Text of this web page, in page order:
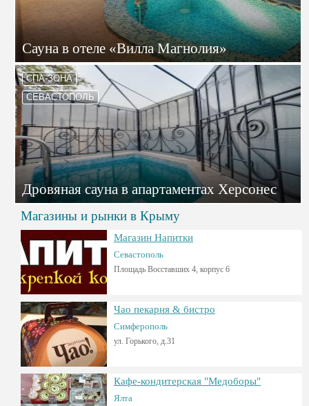
Сауна в отеле «Вилла Магнолия»
СПА-ЗОНА
СЕВАСТОПОЛЬ
Дровяная сауна в апартаментах Херсонес
Магазины и рынки в Крыму
Магазин Напитки
Севастополь
Площадь Восставших 4, корпус 6
Чао пекарня & бистро
Симферополь
ул. Горького, д.31
Кафе-кондитерская "Медоборы"
Ялта